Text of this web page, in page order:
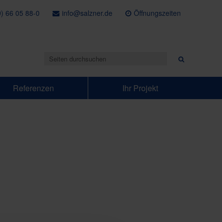
66 05 88-0 info@salzner.de Öffnungszeiten
Referenzen Ihr Projekt